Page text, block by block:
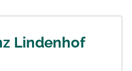
Lindenhof